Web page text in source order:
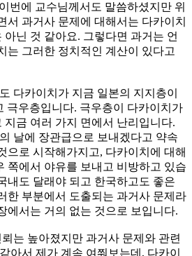
번에 교수님께서도 말씀하셨지만 위
서 과거사 문제에 대해서는 다카이치
닌 것 같아요. 그렇다면 과거는 언
는 그러한 정치적인 계산이 있다고
다카이치가 지금 일본의 지지층이
극우층입니다. 극우층이 다카이치가
지금 여러 가지 면에서 난리입니다.
날에 장관급으로 보내겠다고 약속
으로 시작해가지고, 다카이치에 대해
쪽에서 야유를 보내고 비방하고 있습
내도 달래야 되고 한국하고도 좋은
한 부분에서 도출되는 과거사 문제라
에서는 거의 없는 것으로 보입니다.
는 높아졌지만 과거사 문제와 관련
아서 제가 계속 여쭤보는데, 다카이